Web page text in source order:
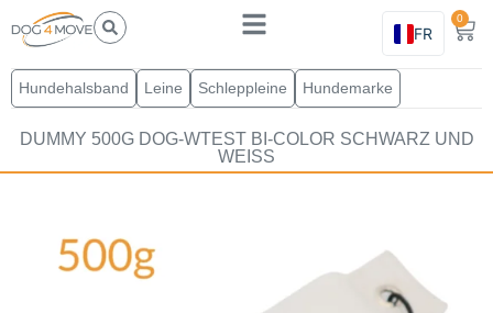
FR
0
Hundehalsband Leine Schleppleine Hundemarke
DUMMY 500G DOG-WTEST BI-COLOR SCHWARZ UND
WEISS